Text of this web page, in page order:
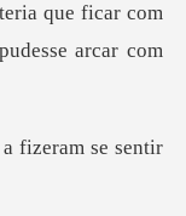
ue ficar com
a fizer